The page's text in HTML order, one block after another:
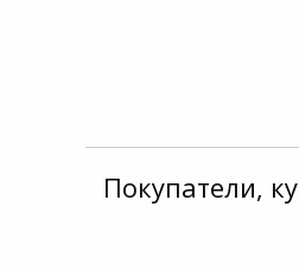
Покупатели,